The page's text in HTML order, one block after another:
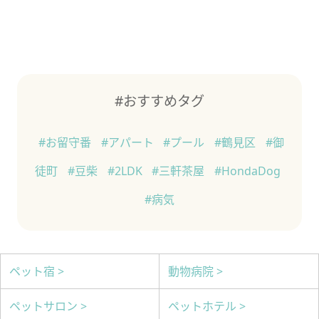
#おすすめタグ
#お留守番 #アパート #プール #鶴見区
#御
徒町
#豆柴 #2LDK #三軒茶屋
#HondaDog
#病気
ペット宿 > 動物病院 >
ペットサロン > ペットホテル >